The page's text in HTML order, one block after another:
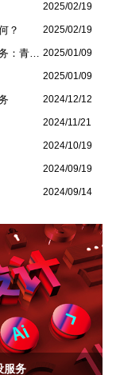
2025/02/19
？ 2025/02/19
圭谷为医养院提供网站建设及关键词优化排名服务：青岛圣德嘉朗颐养中心案例 2025/01/09
2025/01/09
2024/12/12
2024/11/21
2024/10/19
2024/09/19
2024/09/14
服务